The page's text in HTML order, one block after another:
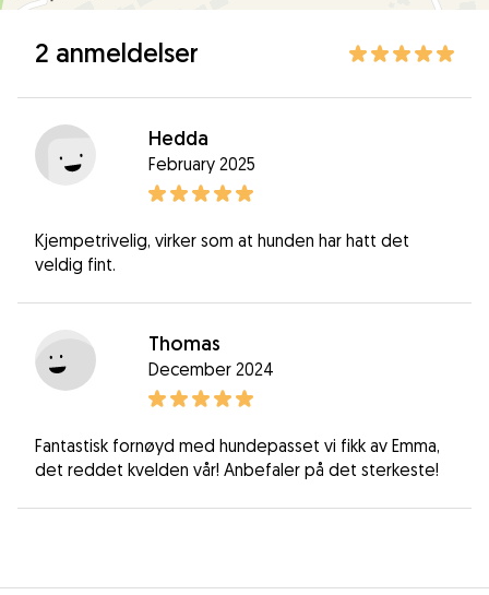
2 anmeldelser
Hedda
February 2025
Kjempetrivelig, virker som at hunden har hatt det
veldig fint.
Thomas
December 2024
Fantastisk fornøyd med hundepasset vi fikk av Emma,
det reddet kvelden vår! Anbefaler på det sterkeste!